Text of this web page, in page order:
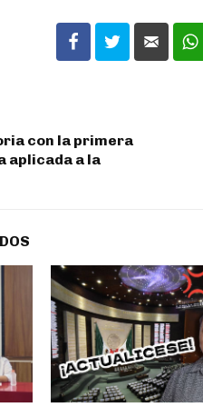
con la primera
aplicada a la